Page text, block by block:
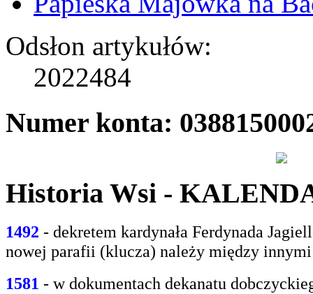
Odsłon artykułów:
2022484
Numer konta:
Historia Wsi -
1492 - dekretem kardynała Ferdynada
nowej parafii (klucza) należy między
1581 - wdokumentach dekanatu